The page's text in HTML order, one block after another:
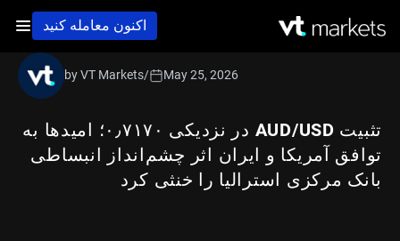
اکنون معامله کنید
تثبیت AUD/USD در نزدیکی ۰٫۷۱۷۰؛ امیدها به
توافق آمریکا و ایران اثر چشم‌انداز انبساطی
بانک مرکزی استرالیا را خنثی کرد
by VT Markets/ May 25, 2026